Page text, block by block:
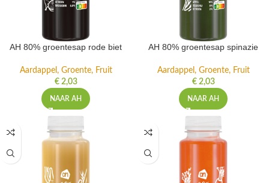
AH 80% groentesap rode biet
Aardappel, Groente, Fruit
€2,03
NAAR AH
AH 80% groentesap spinazie
Aardappel, Groente, Fruit
€2,03
NAAR AH